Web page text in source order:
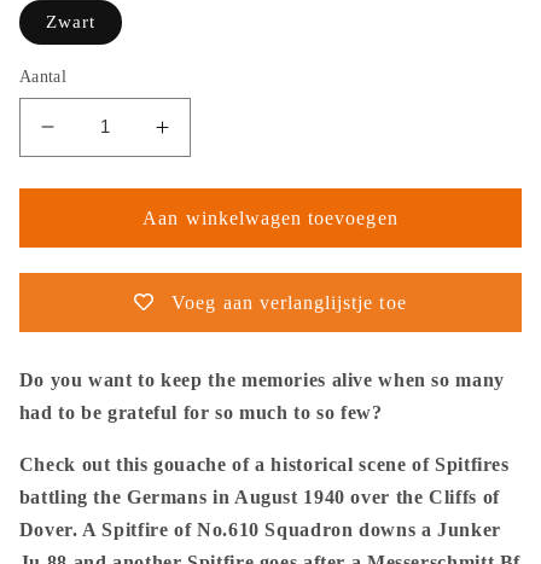
Zwart
Aantal
Aantal
verlagen
voor
Postma
-
Spitfire
Mk.1
Of
Britain
-
Metal
Aantal
verhogen
voor
Thijs
Postma
-
Poster
Spitfire
Mk.1
Of
Britain
-
Metal
Aan winkelwagen toevoegen
Voeg aan verlanglijstje toe
Do you want to keep the memories alive when so many
had to be grateful for so much to so few?
Check out this gouache of a historical scene of Spitfires
battling the Germans in August 1940 over the Cliffs of
Dover. A Spitfire of No.610 Squadron downs a Junker